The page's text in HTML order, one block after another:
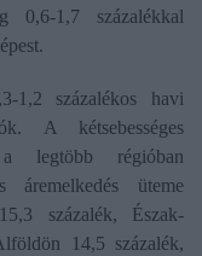
0,6-1,7 százalékkal
1,2 százalékos havi
A kétsebességes
legtöbb régióban
áremelkedés üteme
százalék, Észak-
14,5 százalék,